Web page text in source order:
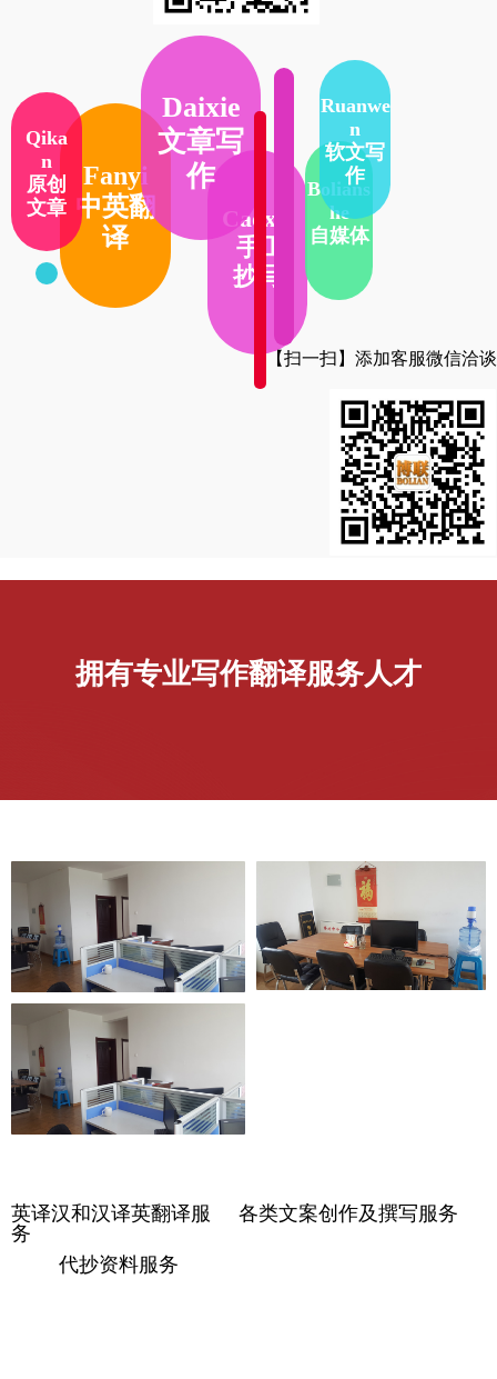
Qika
n
原创
文章
Caoxie
手工
抄写
Bolians
he
自媒体
Daixie
文章写
作
Fanyi
中英翻
译
Ruanwe
n
软文写
作
【扫一扫】添加客服微信洽谈
拥有专业写作翻译服务人才
英译汉和汉译英翻译服
务
各类文案创作及撰写服务
代抄资料服务